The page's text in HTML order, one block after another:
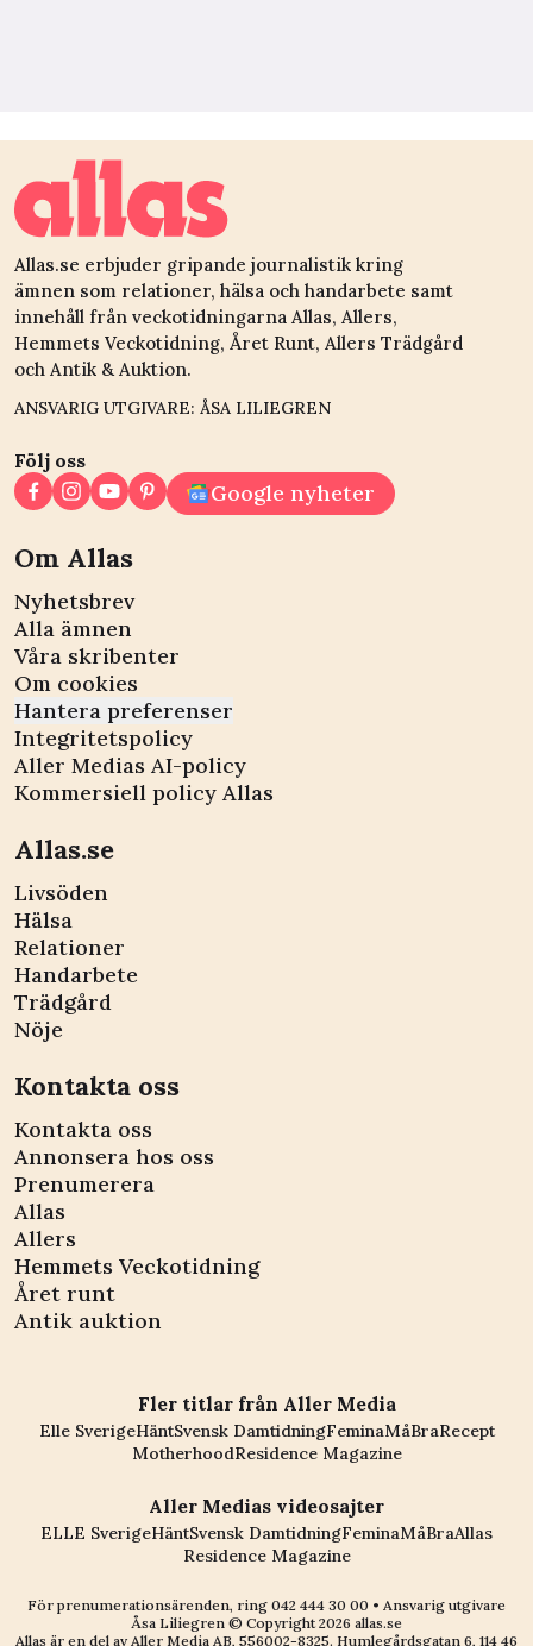
Allas.se erbjuder gripande journalistik kring
ämnen som relationer, hälsa och handarbete samt
innehåll från veckotidningarna Allas, Allers,
Hemmets Veckotidning, Året Runt, Allers Trädgård
och Antik & Auktion.
ANSVARIG UTGIVARE: ÅSA LILIEGREN
Följ oss
Google nyheter
Om Allas
Nyhetsbrev
Alla ämnen
Våra skribenter
Om cookies
Hantera preferenser
Integritetspolicy
Aller Medias AI-policy
Kommersiell policy Allas
Allas.se
Livsöden
Hälsa
Relationer
Handarbete
Trädgård
Nöje
Kontakta oss
Kontakta oss
Annonsera hos oss
Prenumerera
Allas
Allers
Hemmets Veckotidning
Året runt
Antik auktion
Fler titlar från Aller Media
Elle SverigeHäntSvensk DamtidningFeminaMåBraRecept
MotherhoodResidence Magazine
Aller Medias videosajter
ELLE SverigeHäntSvensk DamtidningFeminaMåBraAllas
Residence Magazine
För prenumerationsärenden, ring 042 444 30 00 • Ansvarig utgivare
Åsa Liliegren © Copyright2026 allas.se
Allas är en del av Aller Media AB, 556002-8325. Humlegårdsgatan 6, 114 46